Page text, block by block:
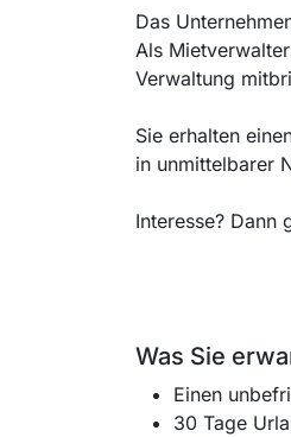
Das
Als
Verwaltung
Sie erhalten
in unmittelbarer
Interesse? Dann
Was Sie
Einen
30 Tage